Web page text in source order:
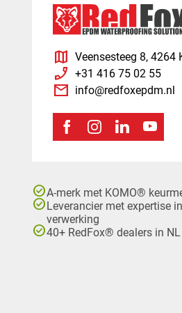
map Veensesteeg 8, 4264
phone_enabled +31 416 75 02 55
mail info@redfoxepdm.nl
check_circleA-merk met KOMO®
check_circleLeverancier met expertise
verwerking
check_circle40+ RedFox® dealers in NL